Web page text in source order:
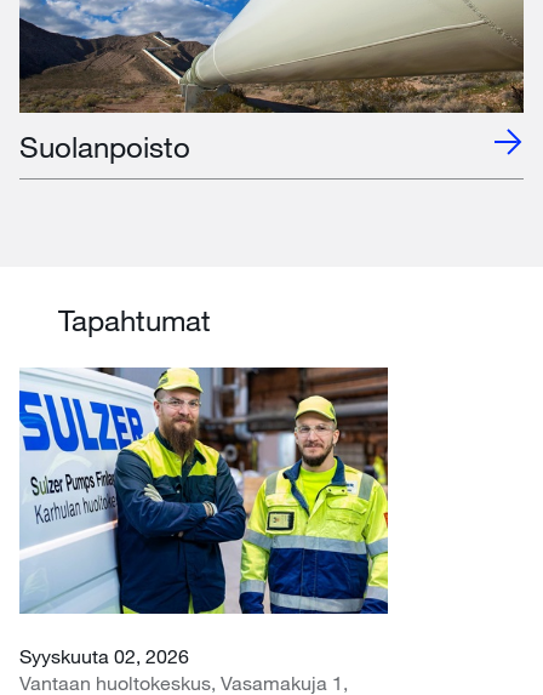
Suolanpoisto
Tapahtumat
Syyskuuta 02, 2026
Vantaan huoltokeskus, Vasamakuja 1,